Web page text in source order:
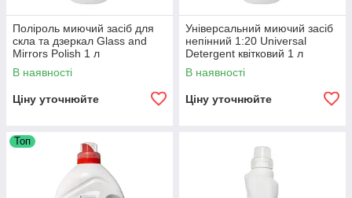
Поліроль миючий засіб для
скла та дзеркал Glass and
Mirrors Polish 1 л
В наявності
Ціну уточнюйте
Універсальний миючий засіб
непінний 1:20 Universal
Detergent квітковий 1 л
В наявності
Ціну уточнюйте
Топ